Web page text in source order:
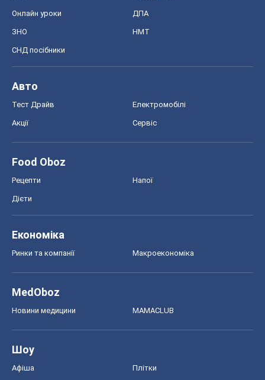
Онлайн уроки ДПА
ЗНО НМТ
СНД посібники
Авто
Тест Драйв Електромобілі
Акції Сервіс
Food Oboz
Рецепти Напої
Дієти
Економіка
Ринки та компанії Макроекономіка
MedOboz
Новини медицини MAMACLUB
Шоу
Афіша Плітки